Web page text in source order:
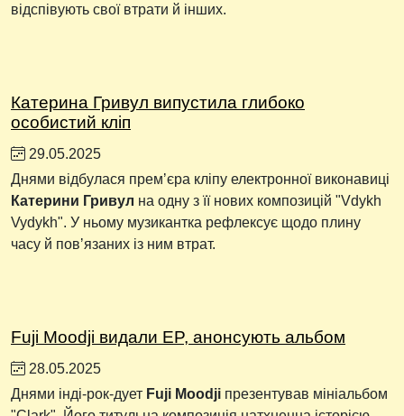
відспівують свої втрати й інших.
Катерина Гривул випустила глибоко
особистий кліп
29.05.2025
Днями відбулася премʼєра кліпу електронної виконавиці
Катерини Гривул на одну з її нових композицій "Vdykh
Vydykh". У ньому музикантка рефлексує щодо плину
часу й повʼязаних із ним втрат.
Fuji Moodji видали EP, анонсують альбом
28.05.2025
Днями інді-рок-дует Fuji Moodji презентував мініальбом